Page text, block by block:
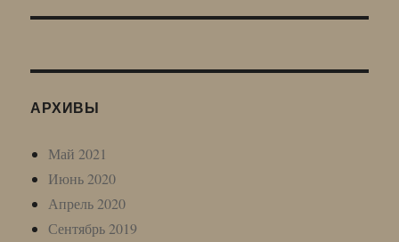
АРХИВЫ
Май 2021
Июнь 2020
Апрель 2020
Сентябрь 2019